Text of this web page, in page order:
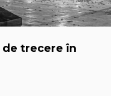
de trecere în